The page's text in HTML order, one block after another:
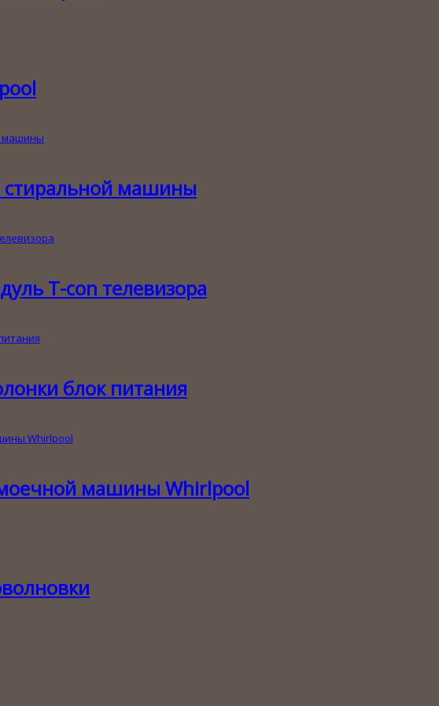
стиральной машины
T-con телевизора
блок питания
машины Whirlpool